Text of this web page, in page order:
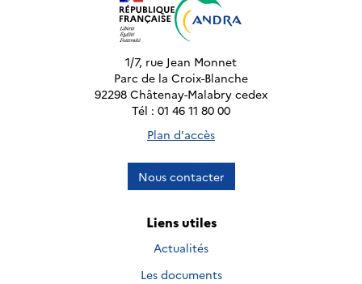
1/7, rue Jean Monnet
Parc de la Croix-Blanche
92298 Châtenay-Malabry cedex
Tél : 01 46 11 80 00
Plan d'accès
Nous contacter
Liens utiles
Actualités
Les documents